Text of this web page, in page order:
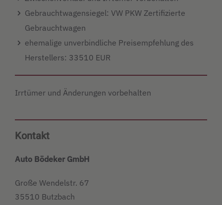
Gebrauchtwagensiegel: VW PKW Zertifizierte
Gebrauchtwagen
ehemalige unverbindliche Preisempfehlung des
Herstellers: 33510 EUR
Irrtümer und Änderungen vorbehalten
Kontakt
Auto Bödeker GmbH
Große Wendelstr. 67
35510 Butzbach